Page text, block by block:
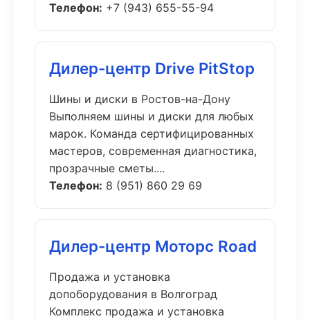
Телефон: +7 (943) 655-55-94
Дилер-центр Drive PitStop
Шины и диски в Ростов-на-Дону
Выполняем шины и диски для любых
марок. Команда сертифицированных
мастеров, современная диагностика,
прозрачные сметы....
Телефон: 8 (951) 860 29 69
Дилер-центр Моторс Road
Продажа и установка
допоборудования в Волгоград
Комплекс продажа и установка